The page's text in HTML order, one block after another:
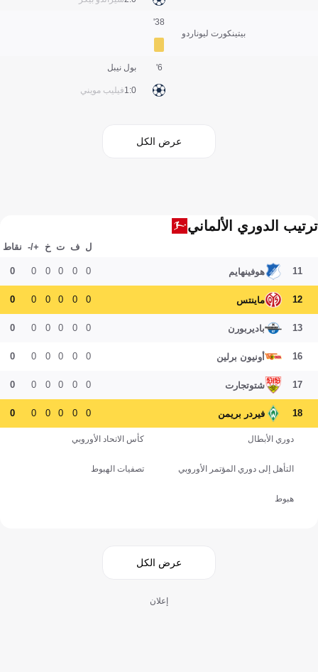
بيتينكورت ليوناردو
38'
بول نيبل
فيليب مويني0:1
6'
عرض الكل
ترتيب الدوري الألماني
ل ف ت خ +/- نقاط
11 هوفينهايم 0
0
0
0
0
0
12 ماينتس 0
0
0
0
0
0
13 باديربورن 0
0
0
0
0
0
16 أونيون برلين 0
0
0
0
0
0
17 شتوتجارت 0
0
0
0
0
0
18 فيردر بريمن 0
0
0
0
0
0
دوري الأبطال كأس الاتحاد الأوروبي
التأهل إلى دوري المؤتمر الأوروبي تصفيات الهبوط
هبوط
عرض الكل
إعلان